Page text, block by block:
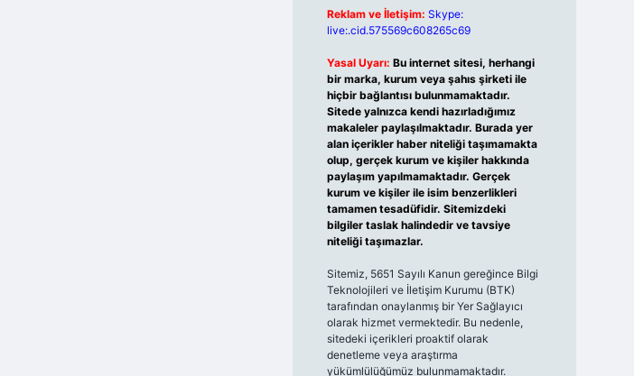
Reklam ve İletişim: Skype:
live:.cid.575569c608265c69
Yasal Uyarı: Bu internet sitesi, herhangi
bir marka, kurum veya şahıs şirketi ile
hiçbir bağlantısı bulunmamaktadır.
Sitede yalnızca kendi hazırladığımız
makaleler paylaşılmaktadır. Burada yer
alan içerikler haber niteliği taşımamakta
olup, gerçek kurum ve kişiler hakkında
paylaşım yapılmamaktadır. Gerçek
kurum ve kişiler ile isim benzerlikleri
tamamen tesadüfidir. Sitemizdeki
bilgiler taslak halindedir ve tavsiye
niteliği taşımazlar.
Sitemiz, 5651 Sayılı Kanun gereğince Bilgi
Teknolojileri ve İletişim Kurumu (BTK)
tarafından onaylanmış bir Yer Sağlayıcı
olarak hizmet vermektedir. Bu nedenle,
sitedeki içerikleri proaktif olarak
denetleme veya araştırma
yükümlülüğümüz bulunmamaktadır.